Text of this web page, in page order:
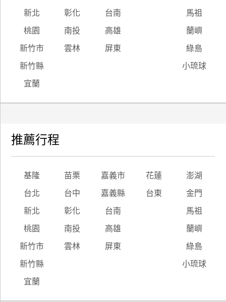
新北 彰化 台南 馬祖
桃園 南投 高雄 蘭嶼
新竹市 雲林 屏東 綠島
新竹縣 小琉球
宜蘭
推薦行程
基隆 苗栗 嘉義市 花蓮 澎湖
台北 台中 嘉義縣 台東 金門
新北 彰化 台南 馬祖
桃園 南投 高雄 蘭嶼
新竹市 雲林 屏東 綠島
新竹縣 小琉球
宜蘭